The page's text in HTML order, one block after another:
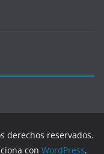
derechos reservados.
con WordPress.